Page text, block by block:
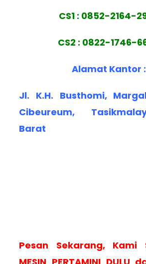
CS1 : 0852-2164-
CS2 : 0822-1746-
Alamat Kantor :
Jl. K.H. Busthomi,
Cibeureum,
Barat
Pesan Sekarang, Kami